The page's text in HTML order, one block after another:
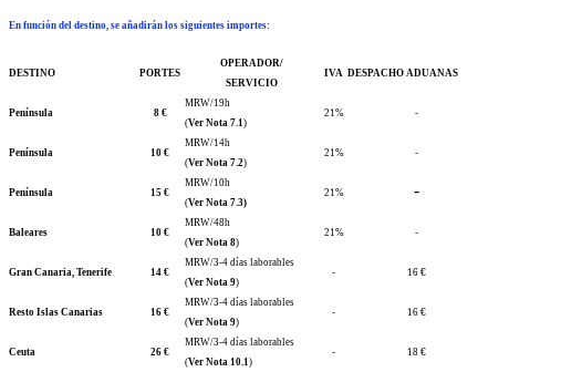
En función del destino, se añadirán los siguientes importes:
DESTINO PORTES
OPERADOR/
SERVICIO
IVA DESPACHO ADUANAS
Península 8 €
MRW/19h
(Ver Nota 7.1)
21% -
Península 10 €
MRW/14h
(Ver Nota 7.2)
21% -
Península 15 €
MRW/10h
(Ver Nota 7.3)
21% -
Baleares 10 €
MRW/48h
(Ver Nota 8)
21% -
Gran Canaria, Tenerife 14 €
MRW/3-4 días laborables
(Ver Nota 9)
- 16 €
Resto Islas Canarias 16 €
MRW/3-4 días laborables
(Ver Nota 9)
- 16 €
Ceuta 26 €
MRW/3-4 días laborables
(Ver Nota 10.1)
- 18 €